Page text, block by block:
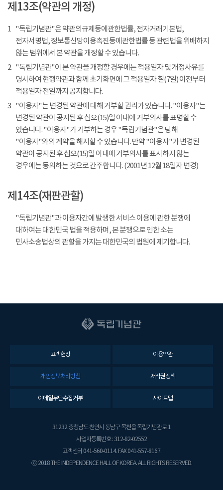
제13조(약관의 개정)
1 "독립기념관"은 약관의규제등에관한법률, 전자거래기본법,
전자서명법, 정보통신망이용촉진등에관한법률 등 관련법을 위배하지
않는 범위에서 본 약관을 개정할 수 있습니다.
2 "독립기념관"이 본 약관을 개정할 경우에는 적용일자 및 개정사유를
명시하여 현행약관과 함께 초기화면에 그 적용일자 칠(7일) 이전부터
적용일자 전일까지 공지합니다.
3 "이용자"는 변경된 약관에 대해 거부할 권리가 있습니다. "이용자"는
변경된 약관이 공지된 후 십오(15)일 이내에 거부의사를 표명할 수
있습니다. "이용자"가 거부하는 경우 "독립기념관"은 당해
"이용자"와의 계약을 해지할 수 있습니다. 만약 "이용자"가 변경된
약관이 공지된 후 십오(15)일 이내에 거부의사를 표시하지 않는
경우에는 동의하는 것으로 간주합니다. (2001년 12월 18일자 변경)
제14조(재판관할)
"독립기념관"과 이용자간에 발생한 서비스 이용에 관한 분쟁에
대하여는 대한민국 법을 적용하며, 본 분쟁으로 인한 소는
민사소송법상의 관할을 가지는 대한민국의 법원에 제기합니다.
고객헌장 이용약관
개인정보처리방침 저작권정책
이메일무단수집거부 사이트맵
31232 충청남도 천안시 동남구 목천읍 독립기념관로 1
사업자등록번호 : 312-82-02552
고객센터 041-560-0114. FAX 041-557-8167.
ⓒ 2018 THE INDEPENDENCE HALL OF KOREA. ALL RIGHTS RESERVED.